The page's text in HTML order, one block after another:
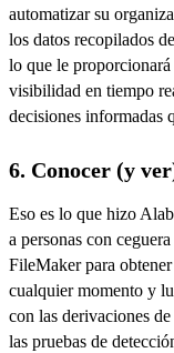
automatizar su
los datos recopilados
lo que le
visibilidad en tiempo
decisiones informadas
6. Conocer (y
Eso es lo que hizo
a personas con
FileMaker para
cualquier momento y
con las derivaciones
las pruebas de